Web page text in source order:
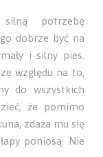
potrzebę
dobrze być na
i silny pies.
względu na to,
do wszystkich
że pomimo
zdaża mu się
poniosą. Nie